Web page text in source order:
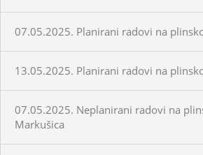
07.05.2025. Planirani radovi na
13.05.2025. Planirani radovi na
07.05.2025. Neplanirani radovi na
Markušica